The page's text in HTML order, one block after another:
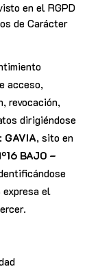
en el RGPD
de Carácter
acceso,
revocación,
dirigiéndose
GAVIA, sito en
BAJO –
expresa el